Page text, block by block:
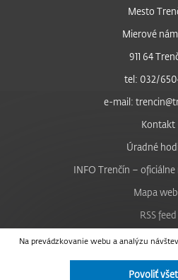
Na prevádzkovanie webu a analýzu
Povoliť
Mesto
Mierové
911 64
tel: 032/6504
e-mail:
Kontakt
Úradné
INFO Trenčín –
Mapa
RSS feed
Nastavenie
Facebook